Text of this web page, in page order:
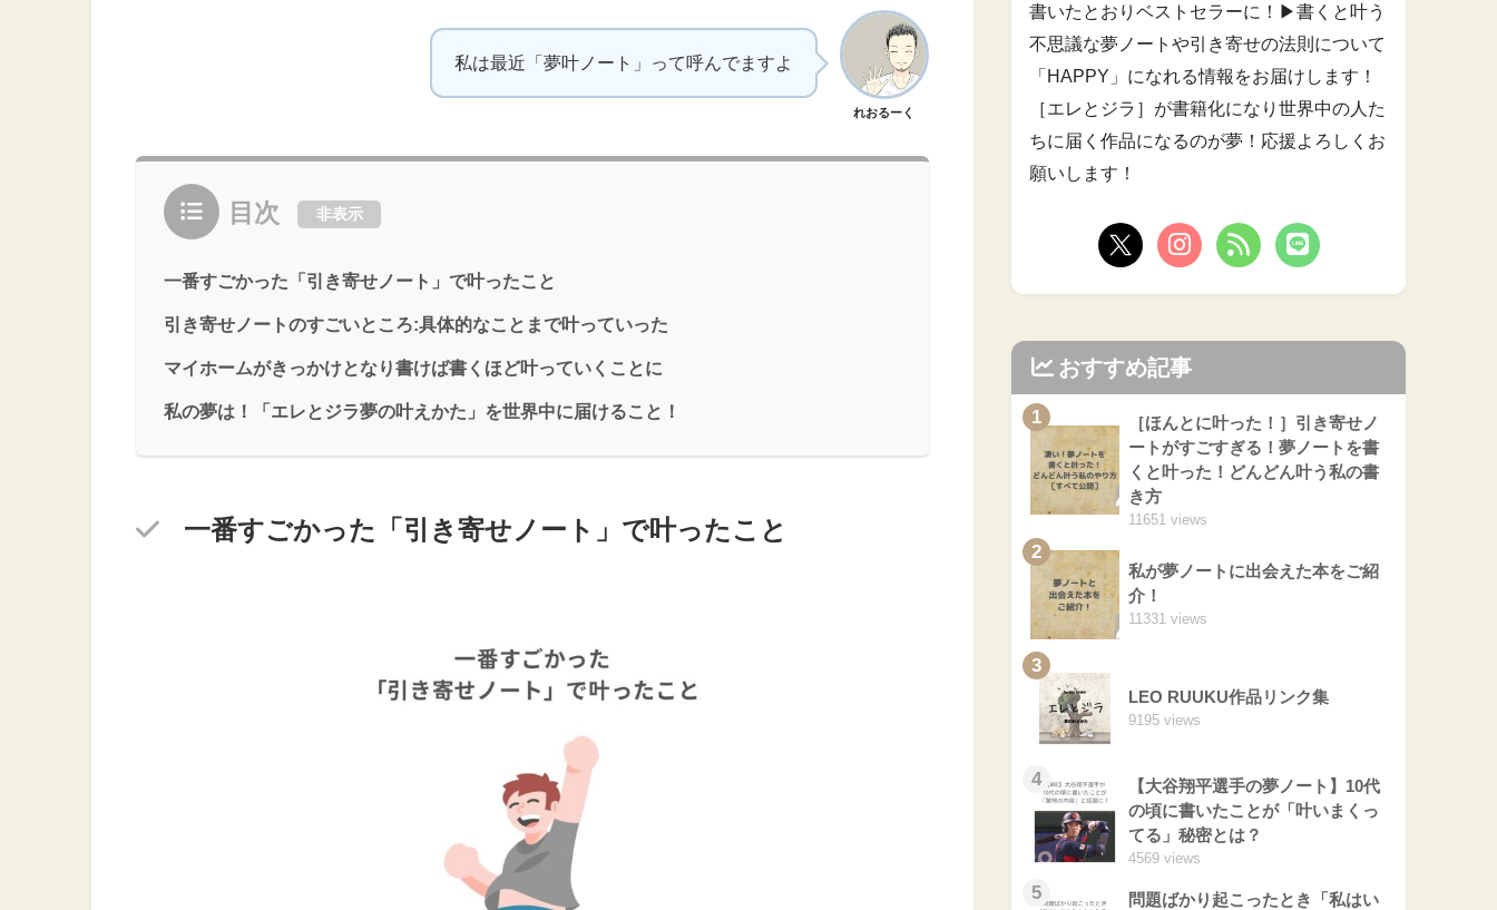
れおるーく
私は最近「夢叶ノート」って呼んでますよ
目次 非表示
一番すごかった「引き寄せノート」で叶ったこと
引き寄せノートのすごいところ:具体的なことまで叶っていった
マイホームがきっかけとなり書けば書くほど叶っていくことに
私の夢は！「エレとジラ夢の叶えかた」を世界中に届けること！
一番すごかった「引き寄せノート」で叶ったこと
書いたとおりベストセラーに！▶︎書くと叶う
不思議な夢ノートや引き寄せの法則について
「HAPPY」になれる情報をお届けします！
［エレとジラ］が書籍化になり世界中の人た
ちに届く作品になるのが夢！応援よろしくお
願いします！
おすすめ記事
1
［ほんとに叶った！］引き寄せノ
ートがすごすぎる！夢ノートを書
くと叶った！どんどん叶う私の書
き方
11651 views
2
私が夢ノートに出会えた本をご紹
介！
11331 views
3
LEO RUUKU作品リンク集
9195 views
4
【大谷翔平選手の夢ノート】10代
の頃に書いたことが「叶いまくっ
てる」秘密とは？
4569 views
5
問題ばかり起こったとき「私はい